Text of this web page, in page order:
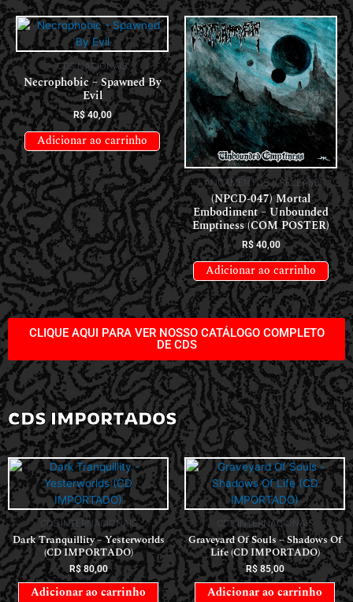
CDS NACIONAIS
Necrophobic – Spawned By
Evil
R$40,00
Adicionar ao carrinho
LANÇAMENTOS // RELEASES
(NPCD-047) Mortal
Embodiment – Unbounded
Emptiness (COM POSTER)
R$40,00
Adicionar ao carrinho
CLIQUE AQUI PARA VER NOSSO CATÁLOGO COMPLETO
DE CDS
CDS IMPORTADOS
CDS INTERNACIONAIS
Dark Tranquillity – Yesterworlds
(CD IMPORTADO)
R$80,00
Adicionar ao carrinho
CDS INTERNACIONAIS
Graveyard Of Souls – Shadows Of
Life (CD IMPORTADO)
R$85,00
Adicionar ao carrinho